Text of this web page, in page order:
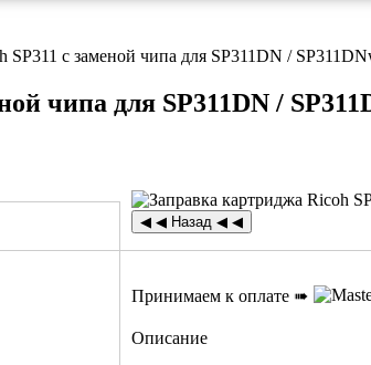
SP311 с заменой чипа для SP311DN /
чипа для SP311DN /
Принимаем к оплате ➠
Описание